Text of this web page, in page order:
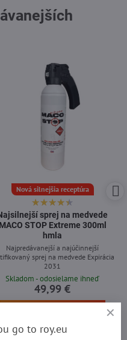
Nová silnejšia receptúra
sprej na medvede
MACO STOP Extreme 300ml
hmla
Najpredávanejší a najúčinnejší
sprej na medvede Expirácia
2031
Skladom - odosielame ihneď
49,99 €
go to roy.eu